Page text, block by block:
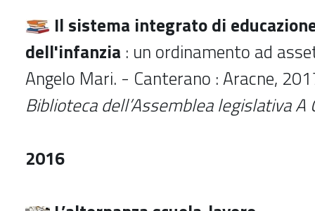
Il sistema integrato di
dell'infanzia : un ordinamento ad
Angelo Mari. - Canterano : Aracne,
Biblioteca dell’Assemblea legislativaA
2016